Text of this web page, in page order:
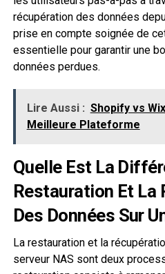
récupération des données
prise en compte soignée de
essentielle pour garantir une
données perdues.
Lire Aussi : Shopify vs
Meilleure Plateforme
Quelle Est La
Restauration Et La
Des Données Sur
La restauration et la
serveur NAS sont deux